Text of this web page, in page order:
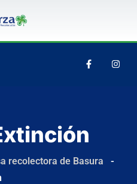
recolectora de Basura
-